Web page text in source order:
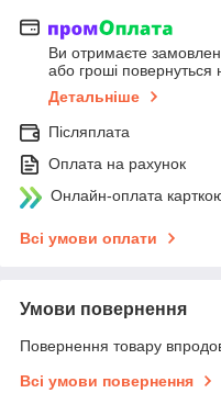
Ви отримаєте
або гроші повернуться
Детальніше
Післяплата
Оплата на рахунок
Онлайн-оплата
Всі умови оплати
Умови повернення
Повернення товару
Всі умови повернення